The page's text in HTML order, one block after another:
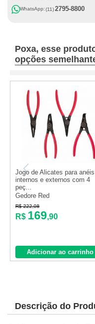
WhatsApp:(11)2795-8800
Poxa, esse
opções
Jogo de Alicates para anéis
internos e externos com 4
peç...
Gedore Red
R$ 222,08
R$ 169,90
Adicionar ao carrinho
Descrição do